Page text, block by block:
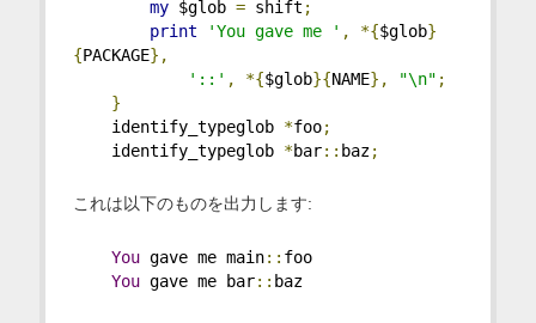
my $glob = shift ;
print
'You gave me ' , *{$glob}
{PACKAGE},
'::' , *{$glob}{NAME}, "\n" ;
}
identify_typeglob *foo;
identify_typeglob *bar:: baz;
これは以下のものを出力します:
You gave me main:: foo
You gave me bar:: baz